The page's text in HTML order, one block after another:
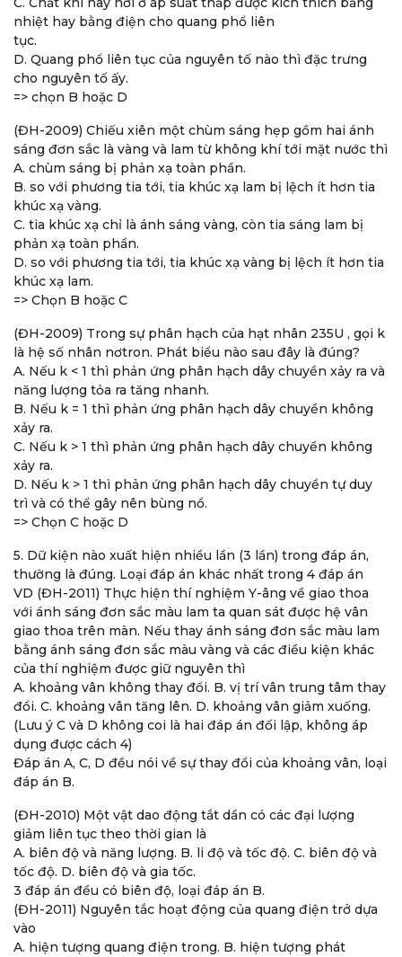
nhiệt hay bằng điện cho quang phổ liên
tục.
D. Quang phổ liên tục của nguyên tố nào thì đặc trưng
cho nguyên tố ấy.
=> chọn B hoặc D
(ĐH-2009) Chiếu xiên một chùm sáng hẹp gồm hai ánh
sáng đơn sắc là vàng và lam từ không khí tới mặt nước thì
A. chùm sáng bị phản xạ toàn phần.
B. so với phương tia tới, tia khúc xạ lam bị lệch ít hơn tia
khúc xạ vàng.
C. tia khúc xạ chỉ là ánh sáng vàng, còn tia sáng lam bị
phản xạ toàn phần.
D. so với phương tia tới, tia khúc xạ vàng bị lệch ít hơn tia
khúc xạ lam.
=> Chọn B hoặc C
(ĐH-2009) Trong sự phân hạch của hạt nhân 235U , gọi k
là hệ số nhân nơtron. Phát biểu nào sau đây là đúng?
A. Nếu k < 1 thì phản ứng phân hạch dây chuyền xảy ra và
năng lượng tỏa ra tăng nhanh.
B. Nếu k = 1 thì phản ứng phân hạch dây chuyền không
xảy ra.
C. Nếu k > 1 thì phản ứng phân hạch dây chuyền không
xảy ra.
D. Nếu k > 1 thì phản ứng phân hạch dây chuyền tự duy
trì và có thể gây nên bùng nổ.
=> Chọn C hoặc D
5. Dữ kiện nào xuất hiện nhiều lần (3 lần) trong đáp án,
thường là đúng. Loại đáp án khác nhất trong 4 đáp án
VD (ĐH-2011) Thực hiện thí nghiệm Y-âng về giao thoa
với ánh sáng đơn sắc màu lam ta quan sát được hệ vân
giao thoa trên màn. Nếu thay ánh sáng đơn sắc màu lam
bằng ánh sáng đơn sắc màu vàng và các điều kiện khác
của thí nghiệm được giữ nguyên thì
A. khoảng vân không thay đổi. B. vị trí vân trung tâm thay
đổi. C. khoảng vân tăng lên. D. khoảng vân giảm xuống.
(Lưu ý C và D không coi là hai đáp án đối lập, không áp
dụng được cách 4)
Đáp án A, C, D đều nói về sự thay đổi của khoảng vân, loại
đáp án B.
(ĐH-2010) Một vật dao động tắt dần có các đại lượng
giảm liên tục theo thời gian là
A. biên độ và năng lượng. B. li độ và tốc độ. C. biên độ và
tốc độ. D. biên độ và gia tốc.
3 đáp án đều có biên độ, loại đáp án B.
(ĐH-2011) Nguyên tắc hoạt động của quang điện trở dựa
vào
A. hiện tượng quang điện trong. B. hiện tượng phát